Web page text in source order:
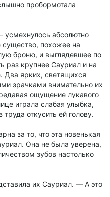
пробормотала
абсолютно
существо, похожее на
броню, и выглядевшее по
раз крупнее Сауриал и на
Два ярких, светящихся
зрачками внимательно их
ощущение лукавого
играла слабая улыбка,
откусить ей голову.
за то, что эта новенькая
Она не была уверена,
зубов настолько
их Сауриал. — А это